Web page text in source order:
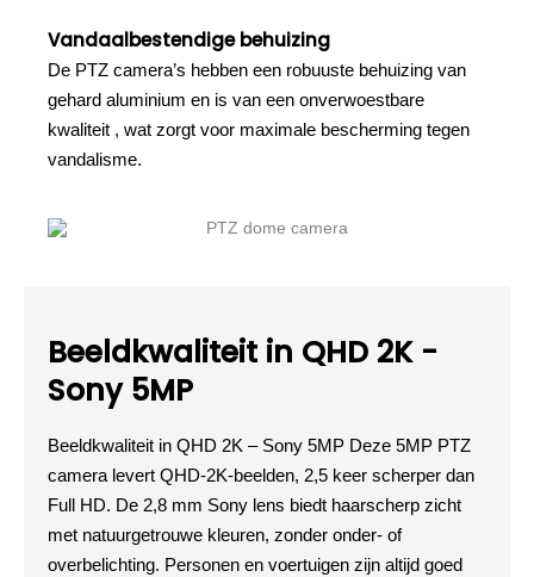
Vandaalbestendige behuizing
De PTZ camera’s hebben een robuuste behuizing van
gehard aluminium en is van een onverwoestbare
kwaliteit , wat zorgt voor maximale bescherming tegen
vandalisme.
Beeldkwaliteit in QHD 2K -
Sony 5MP
Beeldkwaliteit in QHD 2K – Sony 5MP Deze 5MP PTZ
camera levert QHD-2K-beelden, 2,5 keer scherper dan
Full HD. De 2,8 mm Sony lens biedt haarscherp zicht
met natuurgetrouwe kleuren, zonder onder- of
overbelichting. Personen en voertuigen zijn altijd goed